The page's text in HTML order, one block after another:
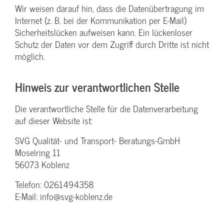
Wir weisen darauf hin, dass die Datenübertragung im
Internet (z. B. bei der Kommunikation per E-Mail)
Sicherheitslücken aufweisen kann. Ein lückenloser
Schutz der Daten vor dem Zugriff durch Dritte ist nicht
möglich.
Hinweis zur verantwortlichen Stelle
Die verantwortliche Stelle für die Datenverarbeitung
auf dieser Website ist:
SVG Qualität- und Transport- Beratungs-GmbH
Moselring 11
56073 Koblenz
Telefon: 0261494358
E-Mail: info@svg-koblenz.de